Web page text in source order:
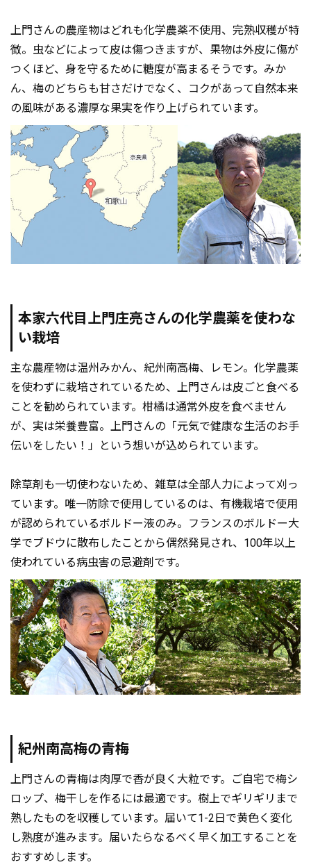
上門さんの農産物はどれも化学農薬不使用、完熟収穫が特
徴。虫などによって皮は傷つきますが、果物は外皮に傷が
つくほど、身を守るために糖度が高まるそうです。みか
ん、梅のどちらも甘さだけでなく、コクがあって自然本来
の風味がある濃厚な果実を作り上げられています。
本家六代目上門庄亮さんの化学農薬を使わな
い栽培
主な農産物は温州みかん、紀州南高梅、レモン。化学農薬
を使わずに栽培されているため、上門さんは皮ごと食べる
ことを勧められています。柑橘は通常外皮を食べません
が、実は栄養豊富。上門さんの「元気で健康な生活のお手
伝いをしたい！」という想いが込められています。
除草剤も一切使わないため、雑草は全部人力によって刈っ
ています。唯一防除で使用しているのは、有機栽培で使用
が認められているボルドー液のみ。フランスのボルドー大
学でブドウに散布したことから偶然発見され、100年以上
使われている病虫害の忌避剤です。
紀州南高梅の青梅
上門さんの青梅は肉厚で香が良く大粒です。ご自宅で梅シ
ロップ、梅干しを作るには最適です。樹上でギリギリまで
熟したものを収穫しています。届いて1-2日で黄色く変化
し熟度が進みます。届いたらなるべく早く加工することを
おすすめします。